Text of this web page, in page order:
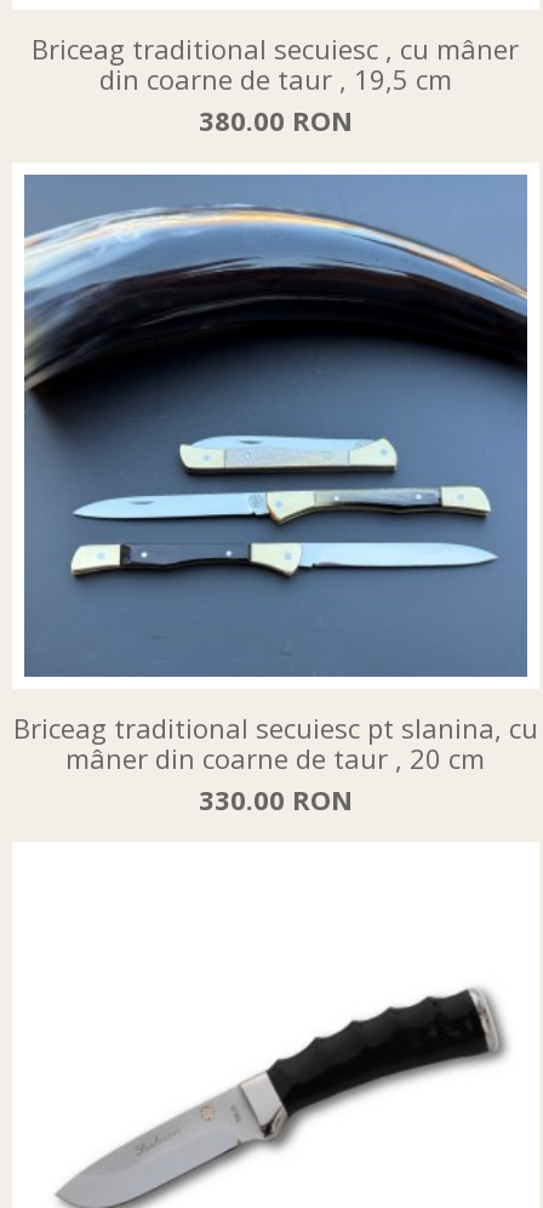
Briceag traditional secuiesc , cu mâner
din coarne de taur , 19,5 cm
380.00 RON
Briceag traditional secuiesc pt slanina, cu
mâner din coarne de taur , 20 cm
330.00 RON